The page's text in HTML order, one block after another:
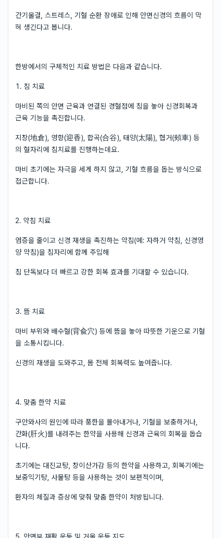
간기울결, 스트레스, 기혈 순환 장애로 인해 안면신경의 흐름이 막
혀 생긴다고 봅니다.
한방에서의 구체적인 치료 방법은 다음과 같습니다.
1. 침 치료
마비된 쪽의 안면 근육과 연결된 경혈점에 침을 놓아 신경회복과
근육 기능을 촉진합니다.
지창(地倉), 영향(迎香), 합곡(合谷), 태양(太陽), 협거(頰車) 등
의 혈자리에 침치료를 진행하는데요.
마비 초기에는 자극을 세게 하지 않고, 기혈 흐름을 돕는 방식으로
접근합니다.
2. 약침 치료
염증을 줄이고 신경 재생을 촉진하는 약침(예: 자하거 약침, 신경영
양 약침)을 침자리에 함께 주입해
침 단독보다 더 빠르고 강한 회복 효과를 기대할 수 있습니다.
3. 뜸 치료
마비 부위와 배수혈(背兪穴) 등에 뜸을 놓아 따뜻한 기운으로 기혈
을 소통시킵니다.
신경의 재생을 도와주고, 몸 전체 회복력도 높여줍니다.
4. 맞춤 한약 치료
구안와사의 원인에 따라 풍한을 몰아내거나, 기혈을 보충하거나,
간화(肝火)를 내려주는 한약을 사용해 신경과 근육의 회복을 돕습
니다.
초기에는 대진교탕, 창이산가감 등의 한약을 사용하고, 회복기에는
보중익기탕, 사물탕 등을 사용하는 것이 보편적이며,
환자의 체질과 증상에 맞춰 맞춤 한약이 처방됩니다.
5. 안면부 재활 운동 및 거울 운동 지도